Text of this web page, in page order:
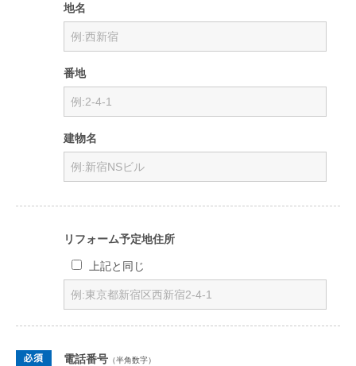
地名
番地
建物名
リフォーム予定地住所
上記と同じ
電話番号 （半角数字）